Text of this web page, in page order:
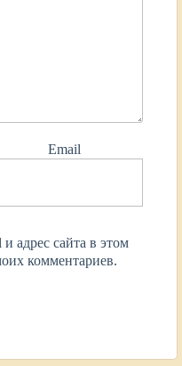
Email
адрес сайта в этом
комментариев.